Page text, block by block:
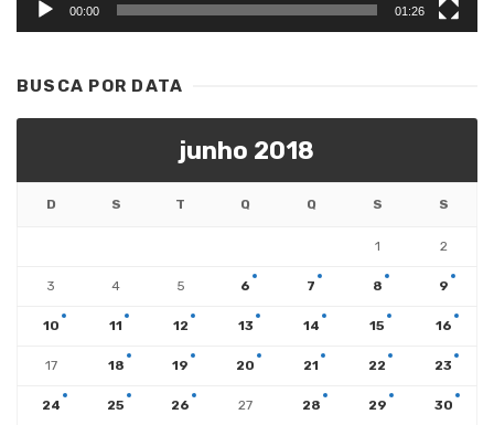
00:00 01:26
BUSCA POR DATA
junho 2018
D S T Q Q S S
1 2
3 4 5 6 7 8 9
10 11 12 13 14 15 16
17 18 19 20 21 22 23
24 25 26 27 28 29 30